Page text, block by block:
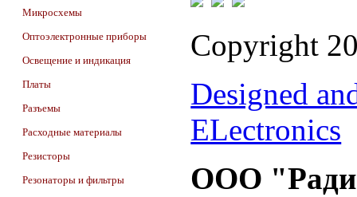
Микросхемы
Оптоэлектронные приборы
Освещение и индикация
Платы
Разъемы
Расходные материалы
Резисторы
Резонаторы и фильтры
Copyright
Designed
ELectronics
ООО